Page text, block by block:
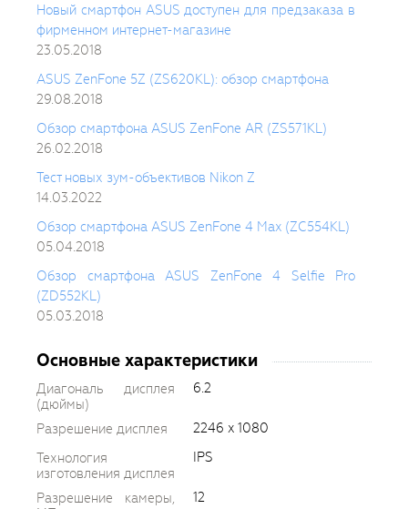
Новый смартфон ASUS доступен для предзаказа в
фирменном интернет-магазине
23.05.2018
ASUS ZenFone 5Z (ZS620KL): обзор смартфона
29.08.2018
Обзор смартфона ASUS ZenFone AR (ZS571KL)
26.02.2018
Тест новых зум-объективов Nikon Z
14.03.2022
Обзор смартфона ASUS ZenFone 4 Max (ZC554KL)
05.04.2018
Обзор смартфона ASUS ZenFone 4 Selfie Pro
(ZD552KL)
05.03.2018
Основные характеристики
Диагональ дисплея
(дюймы)
6.2
Разрешение дисплея
2246 x 1080
Технология
изготовления дисплея
IPS
Разрешение камеры,
12